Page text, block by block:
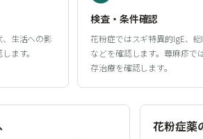
生活への影
ます。
検査・条件確認
花粉症ではスギ特異的IgE、
などを確認します。蕁麻疹で
存治療を確認します。
花粉症薬